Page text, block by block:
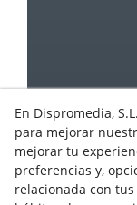
© 08/
derechos
En Dispromedia,
para mejorar
mejorar tu
preferencias y,
relacionada con